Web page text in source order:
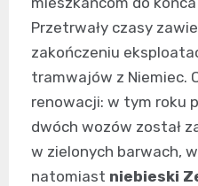
Przetrwały czasy
zakończeniu
tramwajów z Niemiec.
renowacji: w tym roku
dwóch wozów został
w zielonych barwach,
natomiast niebieski